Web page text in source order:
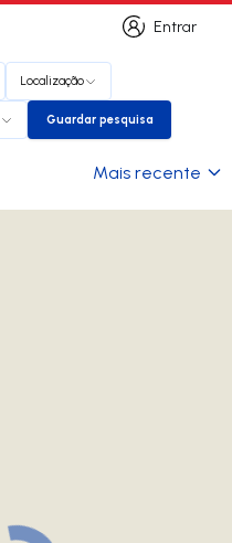
Entrar
Entrar
Localização
Guardar pesquisa
Guardar pesquisa
Mais recente